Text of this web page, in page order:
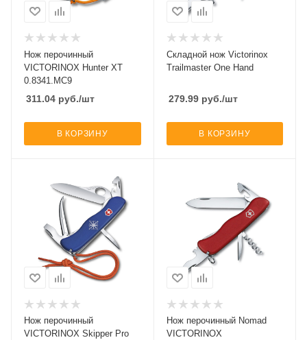
Нож перочинный
VICTORINOX Hunter XT
0.8341.MC9
311.04 руб./шт
В КОРЗИНУ
Складной нож Victorinox
Trailmaster One Hand
279.99руб./шт
В КОРЗИНУ
Нож перочинный
VICTORINOX Skipper Pro
Нож перочинный Nomad
VICTORINOX